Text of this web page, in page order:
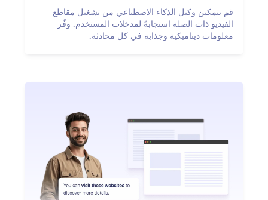
قم بتمكين وكيل الذكاء الاصطناعي من تشغيل مقاطع
الفيديو ذات الصلة استجابةً لمدخلات المستخدم. وفّر
معلومات ديناميكية وجذابة في كل محادثة.